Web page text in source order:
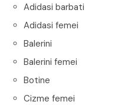
Adidasi barbati
Adidasi femei
Balerini
Balerini femei
Botine
Cizme femei